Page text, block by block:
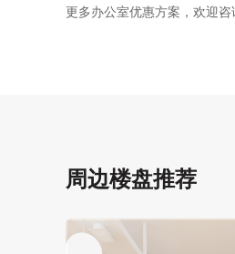
更多办公室优惠方案，欢迎
周边楼盘推荐